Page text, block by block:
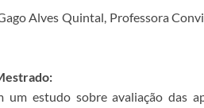
Alves Quintal, Professora
um estudo sobre avaliação das